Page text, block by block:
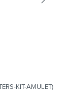
KIT-AMULET)